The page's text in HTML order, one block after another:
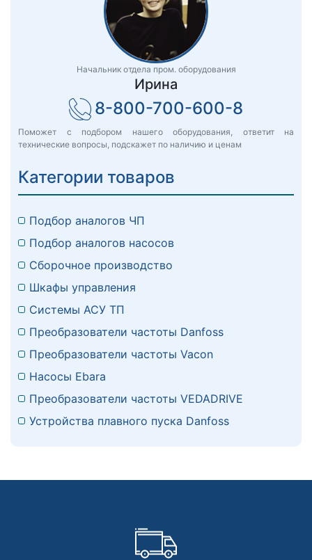
Начальник отдела пром. оборудования
Ирина
8-800-700-600-8
Поможет с подбором нашего оборудования, ответит на
технические вопросы, подскажет по наличию и ценам
Категории товаров
Подбор аналогов ЧП
Подбор аналогов насосов
Сборочное производство
Шкафы управления
Системы АСУ ТП
Преобразователи частоты Danfoss
Преобразователи частоты Vacon
Насосы Ebara
Преобразователи частоты VEDADRIVE
Устройства плавного пуска Danfoss